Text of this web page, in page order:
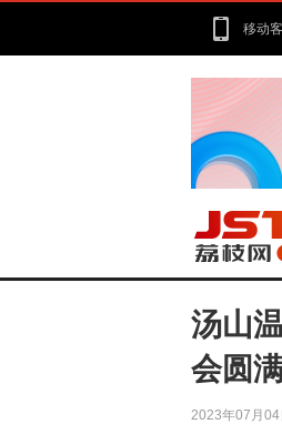
移动
汤山
会圆
2023年07月